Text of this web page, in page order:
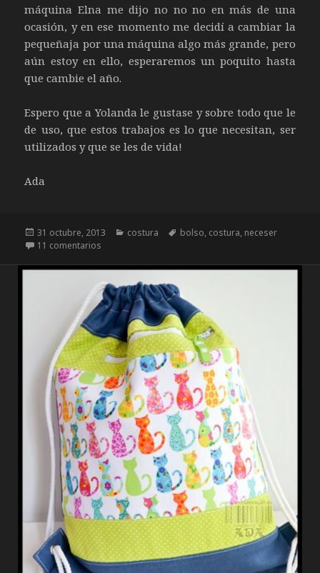
máquina Elna me dijo no no no en más de una
ocasión, y en ese momento me decidí a cambiar la
pequeñaja por una máquina algo más grande, pero
aún estoy en ello, esperaremos un poquito hasta
que cambie el año.
Espero que a Yolanda le gustase y sobre todo que le
de uso, que estos trabajos es lo que necesitan, ser
utilizados y que se les de vida!
Ada
Publicado
el
31 octubre, 2013 Categorías
costura Etiquetas
bolso, costura, neceser
11 comentarios